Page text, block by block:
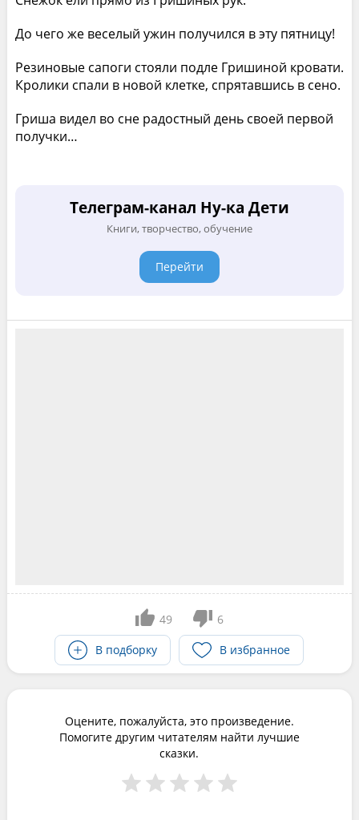
До чего же веселый ужин получился в эту пятницу!
Резиновые сапоги стояли подле Гришиной кровати.
Кролики спали в новой клетке, спрятавшись в сено.
Гриша видел во сне радостный день своей первой
получки…
Телеграм-канал Ну-ка Дети
Книги, творчество, обучение
Перейти
49
6
В подборку
В избранное
Оцените, пожалуйста, это произведение.
Помогите другим читателям найти лучшие
сказки.